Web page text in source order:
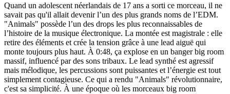
Quand un adolescent néerlandais de 17 ans a sorti ce morceau, il ne
savait pas qu'il allait devenir l’un des plus grands noms de l’EDM.
"Animals" possède l’un des drops les plus reconnaissables de
l’histoire de la musique électronique. La montée est magistrale : elle
retire des éléments et crée la tension grâce à une lead aiguë qui
monte toujours plus haut. À 0:48, ça explose en un banger big room
massif, influencé par des sons tribaux. Le lead synthé est agressif
mais mélodique, les percussions sont puissantes et l’énergie est tout
simplement contagieuse. Ce qui a rendu "Animals" révolutionnaire,
c'est sa simplicité. À une époque où les morceaux big room